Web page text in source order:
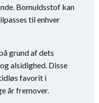
Bomuldsstof kan
til enhver
grund af dets
alsidighed. Disse
favorit i
år fremover.